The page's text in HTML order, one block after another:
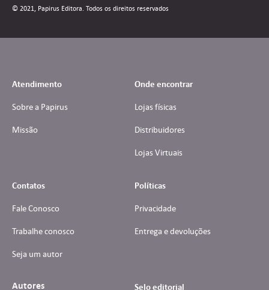
© 2021, Papirus Editora. Todos os direitos reservados
Atendimento
Sobre a Papirus
Missão
Onde encontrar
Lojas físicas
Distribuidores
Lojas Virtuais
Contatos
Fale Conosco
Trabalhe conosco
Seja um autor
Políticas
Privacidade
Entrega e devoluções
Autores
Selo editorial